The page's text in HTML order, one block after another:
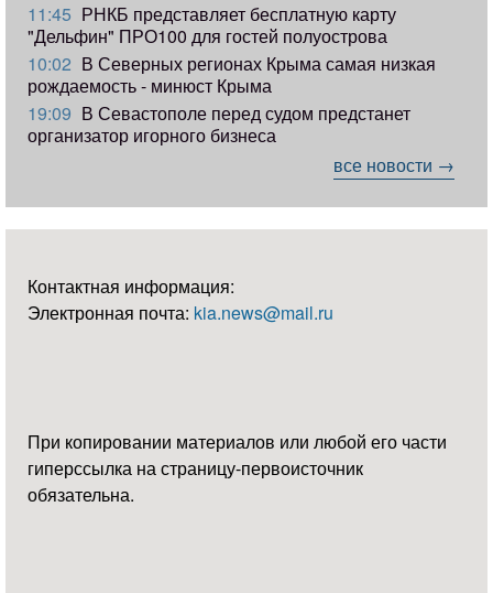
11:45 РНКБ представляет бесплатную карту
"Дельфин" ПРО100 для гостей полуострова
10:02 В Северных регионах Крыма самая низкая
рождаемость - минюст Крыма
19:09 В Севастополе перед судом предстанет
организатор игорного бизнеса
все новости →
Контактная информация:
Электронная почта: kia.news@mail.ru
При копировании материалов или любой его части
гиперссылка на страницу-первоисточник
обязательна.